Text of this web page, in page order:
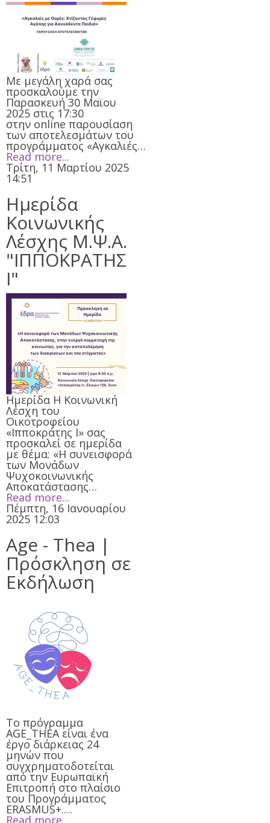
Με μεγάλη χαρά σας
προσκαλούμε την
Παρασκευή 30 Μαϊου
2025 στις 17:30
στην online παρουσίαση
των αποτελεσμάτων του
προγράμματος «Αγκαλιές…
Read more...
Τρίτη, 11 Μαρτίου 2025
14:51
Ημερίδα
Κοινωνικής
Λέσχης Μ.Ψ.Α.
"ΙΠΠΟΚΡΑΤΗΣ
Ι"
Ημερίδα Η Κοινωνική
Λέσχη του
Oικοτροφείου
«Ιπποκράτης Ι» σας
προσκαλεί σε ημερίδα
με θέμα: «Η συνεισφορά
των Μονάδων
Ψυχοκοινωνικής
Αποκατάστασης…
Read more...
Πέμπτη, 16 Ιανουαρίου
2025 12:03
Age - Thea |
Πρόσκληση σε
Εκδήλωση
Το πρόγραμμα
AGE_THEA είναι ένα
έργο διάρκειας 24
μηνών που
συγχρηματοδοτείται
από την Ευρωπαϊκή
Επιτροπή στο πλαίσιο
του Προγράμματος
ERASMUS+.…
Read more...